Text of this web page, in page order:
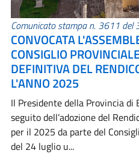
Comunicato stampa n. 3611
CONVOCATA
CONSIGLIO
DEFINITIVA DEL
L'ANNO 2025
Il Presidente della Provincia
seguito dell’adozione del
per il 2025 da parte del
del 24 luglio u...